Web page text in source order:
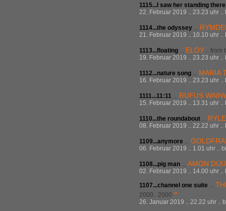
1115...I saw her standing there
22. Februar 2019 .. 23.23 uhr
1114...the odyssey ...
21. Februar 2019 .. 10.10 uhr
1113...floating ... ELOY .. from
19. Februar 2019 .. 23.23 uhr
1112...nature song ... MARIA
16. Februar 2019 .. 23.23 uhr
1111...11:11 ... RUFUS
15. Februar 2019 .. 13.31 uhr
1110...the roundabout ...
08. Februar 2019 .. 22.22 uhr
1109...anymore ...
06. Februar 2019 .. 1.01 uhr ..
1108...pig man ... AMON
02. Februar 2019 .. 14.00 uhr
1107...channel one suite ...
2000.. 2000
26. Januar 2019 .. 22.22 uhr ..